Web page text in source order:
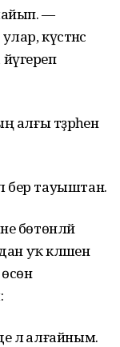
—
күстәнәс
алғы тәҙрәһен
бер тауыштан.
бөтөнләй
уҡ кәләшен
лә алғайным.